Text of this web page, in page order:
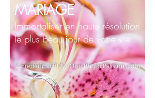
MARIAGE
Immortaliser en haute résolution
le plus beau jour de votre vie.